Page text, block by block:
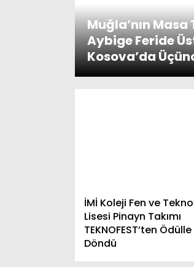
Muğla’nın Masa
Aybige Feride
Kosova’da
İMİ Koleji Fen ve
Lisesi Pinayn Takımı
TEKNOFEST’ten Ödülle
Döndü